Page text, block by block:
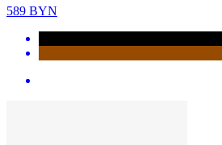
589 BYN